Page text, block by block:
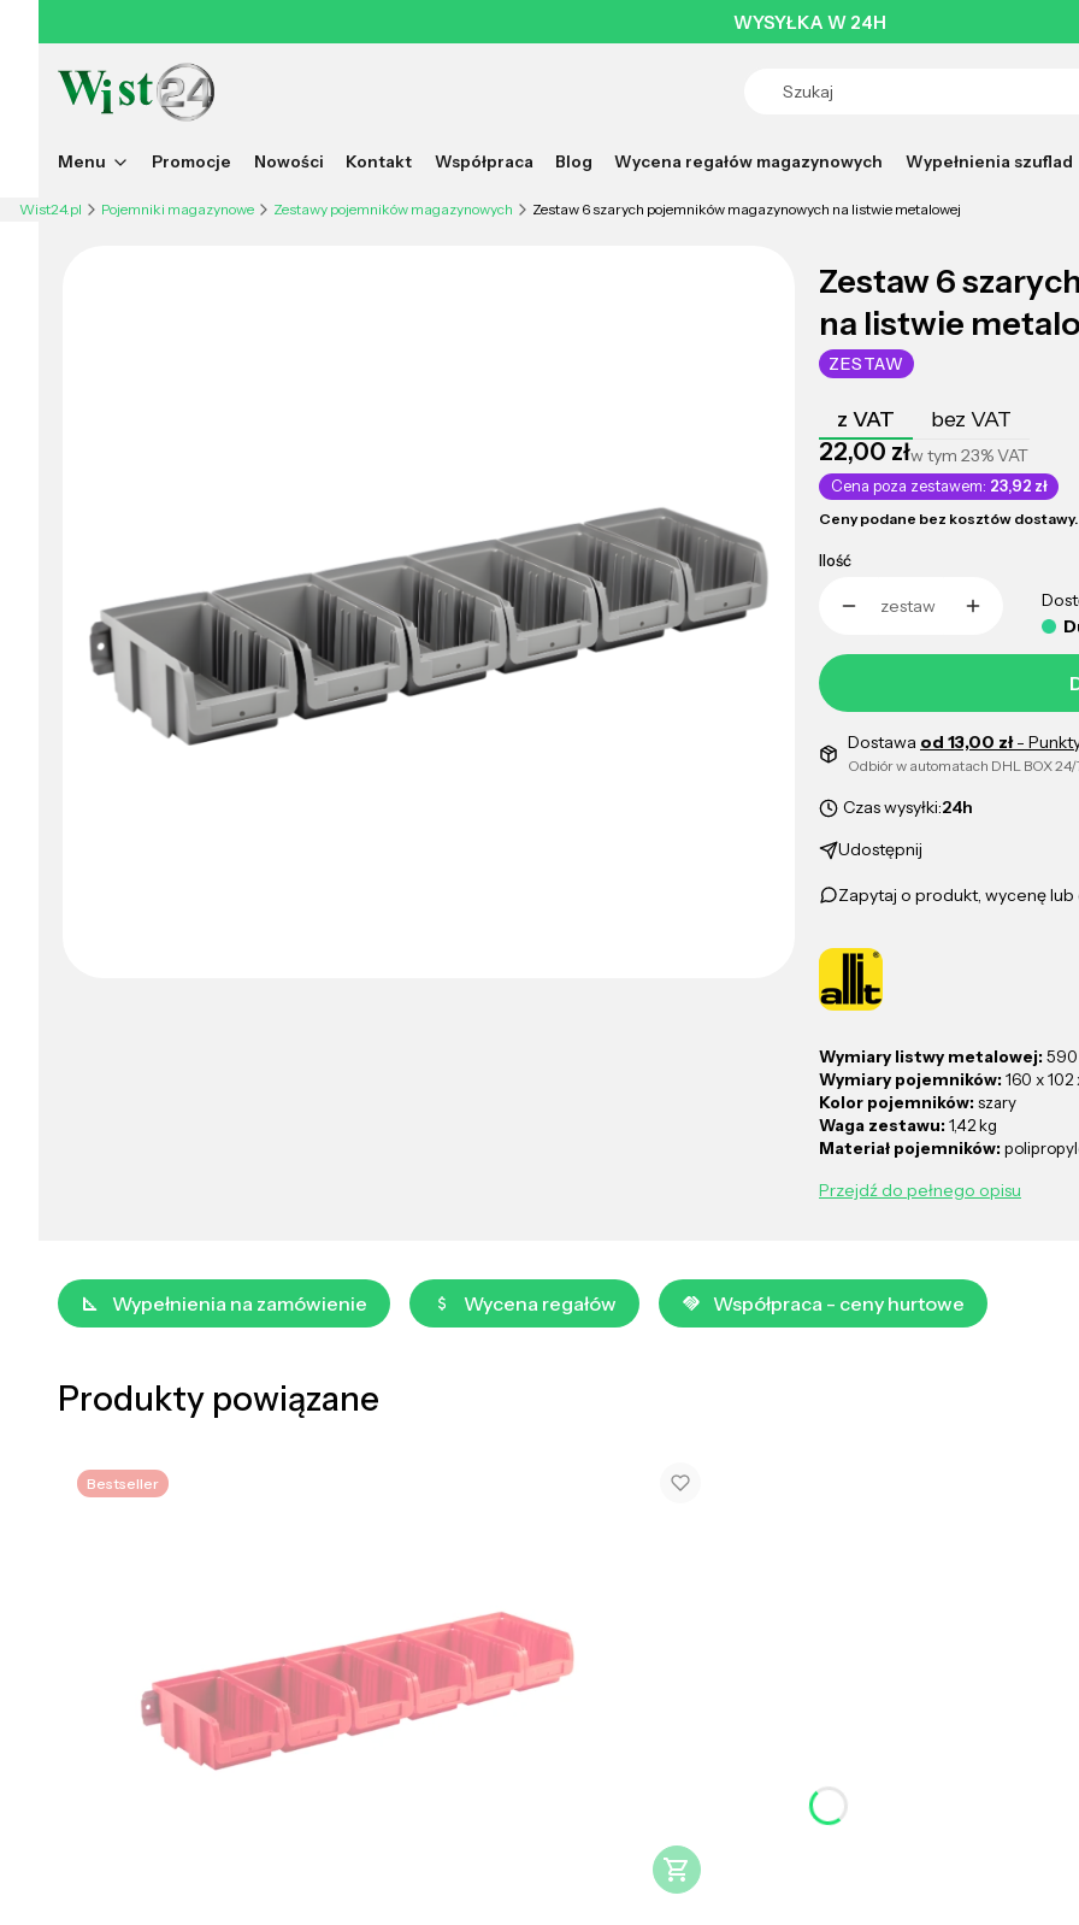
WYSYŁKA W 24H
Menu Promocje Nowości Kontakt Współpraca Blog Wycena regałów magazynowych Wypełnienia szuflad
Wist24.pl Pojemniki magazynowe Zestawy pojemników magazynowych Zestaw 6 szarych pojemników magazynowych na listwie metalowej
Zestaw 6
na listwie
ZESTAW
z VAT bez VAT
Cena
22,00 złw tym 23%VAT
Cena poza zestawem: 23,92 zł
Ceny podane bez kosztów dostawy.
Ilość
zestaw
Dostawa od 13,00 zł-
Odbiór w automatach DHL BOX
Czas wysyłki:24h
Udostępnij
Zapytaj o produkt, wycenę
Wymiary listwy metalowej:
Wymiary pojemników: 160 x
Kolor pojemników: szary
Waga zestawu: 1,42 kg
Materiał pojemników:
Przejdź do pełnego opisu
Wypełnienia na zamówienie Wycena regałów Współpraca - ceny hurtowe
Produkty powiązane
Bestseller